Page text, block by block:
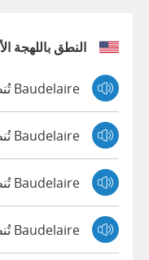
النطق باللهجة
Baudelaire تُنطق Ivy
Baudelaire تُنطق Joanna
Baudelaire تُنطق Kendra
Baudelaire تُنطق Kimberly